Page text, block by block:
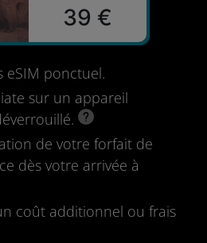
39 €
eSIM ponctuel.
sur un appareil
de votre forfait de
dès votre arrivée à
coût additionnel ou frais